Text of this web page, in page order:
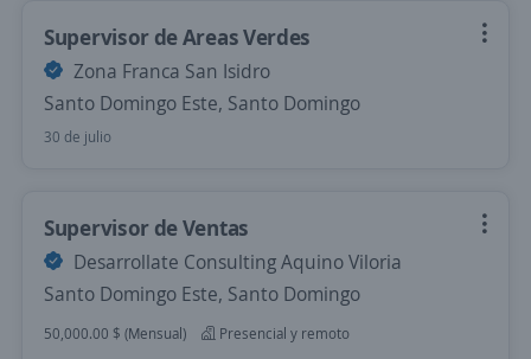
Supervisor de Areas Verdes
Zona Franca San Isidro
Santo Domingo Este, Santo Domingo
30 de julio
Supervisor de Ventas
Desarrollate Consulting Aquino Viloria
Santo Domingo Este, Santo Domingo
50,000.00 $ (Mensual)
Presencial y remoto